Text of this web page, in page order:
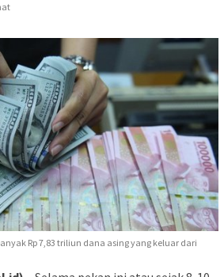
Rp 7,83 triliun dana asing yang keluar dari